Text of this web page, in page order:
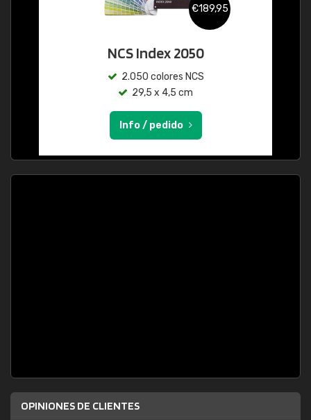
€189,95
NCS Index 2050
2.050 colores NCS
29,5 x 4,5 cm
Info / pedido
OPINIONES DE CLIENTES